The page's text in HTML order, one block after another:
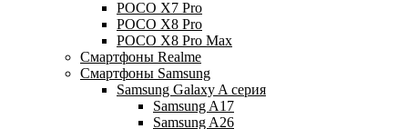
POCO X7 Pro
POCO X8 Pro
POCO X8 Pro Max
Смартфоны Realme
Смартфоны Samsung
Samsung Galaxy A серия
Samsung A17
Samsung A26